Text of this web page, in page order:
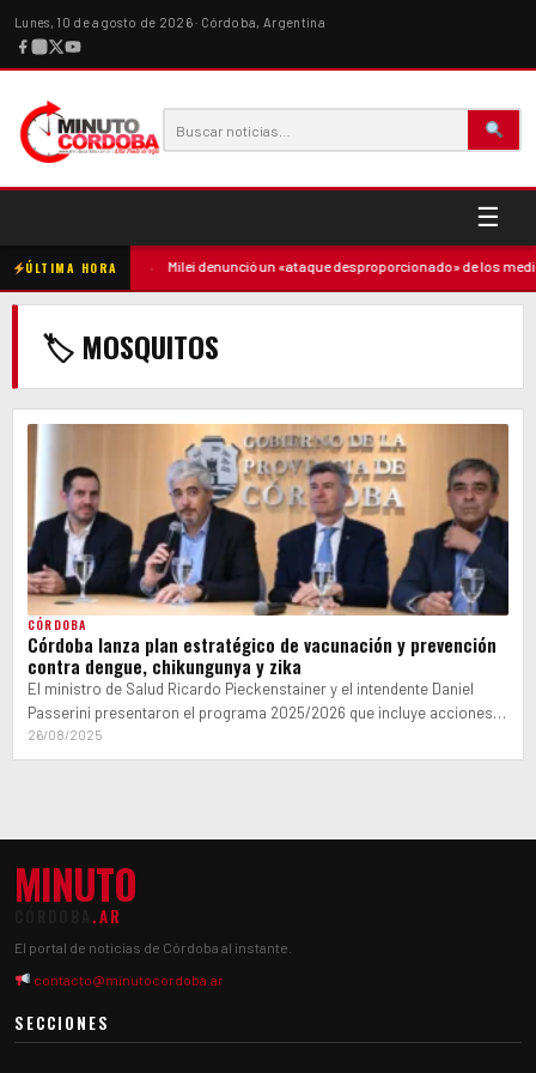
Lunes, 10 de agosto de 2026 · Córdoba, Argentina
☰
ÚLTIMA HORA
contra la madre Milei denunció un «ataque desproporcionado» de los
🏷 MOSQUITOS
CÓRDOBA
Córdoba lanza plan estratégico de vacunación y prevención
contra dengue, chikungunya y zika
El ministro de Salud Ricardo Pieckenstainer y el intendente Daniel
Passerini presentaron el programa 2025/2026 que incluye acciones
coordinadas de vacunación, descacharrado,…
26/08/2025
MINUTO
.AR
El portal de noticias de Córdoba al instante.
contacto@minutocordoba.ar
SECCIONES